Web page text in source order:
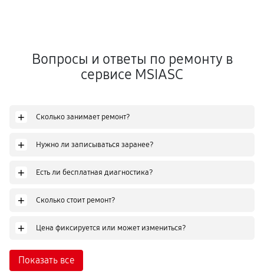
Вопросы и ответы по ремонту в
сервисе MSIASC
+ Сколько занимает ремонт?
+ Нужно ли записываться заранее?
+ Есть ли бесплатная диагностика?
+ Сколько стоит ремонт?
+ Цена фиксируется или может измениться?
Показать все